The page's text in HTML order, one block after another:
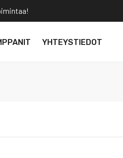
YHTEYSTIEDOT